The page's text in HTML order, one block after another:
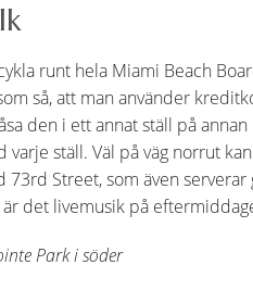
runt hela Miami Beach
så, att man använder
den i ett annat ställ på
ställ. Väl på väg norrut
73rd Street, som även serverar
det livemusik på
Park i söder